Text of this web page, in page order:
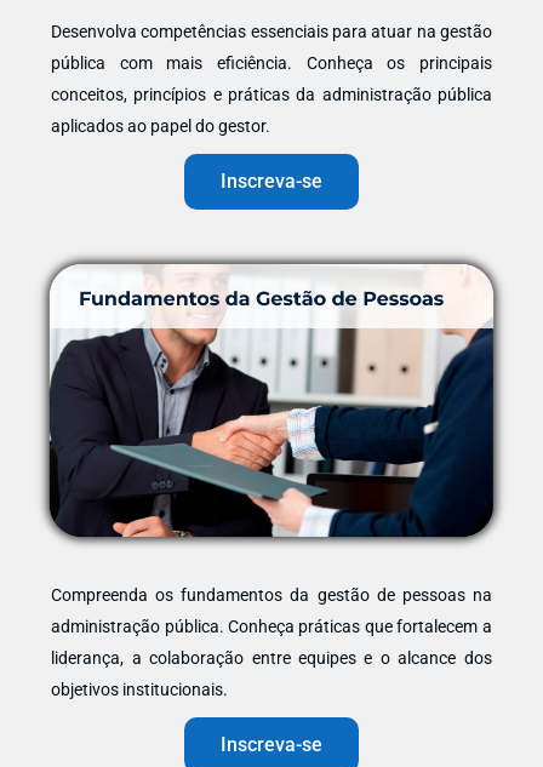
Desenvolva competências essenciais para atuar na gestão
pública com mais eficiência. Conheça os principais
conceitos, princípios e práticas da administração pública
aplicados ao papel do gestor.
Inscreva-se
Compreenda os fundamentos da gestão de pessoas na
administração pública. Conheça práticas que fortalecem a
liderança, a colaboração entre equipes e o alcance dos
objetivos institucionais.
Inscreva-se